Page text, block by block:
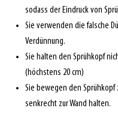
sodass der Eindruck von
Sie verwenden die falsche
Verdünnung.
Sie halten den Sprühkopf
(höchstens 20 cm)
Sie bewegen den
senkrecht zur Wand halten.